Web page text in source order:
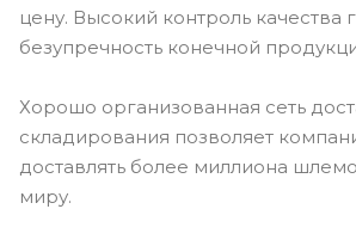
цену. Высокий контроль качества
безупречность конечной
Хорошо организованная сеть
складирования позволяет
доставлять более миллиона
миру.